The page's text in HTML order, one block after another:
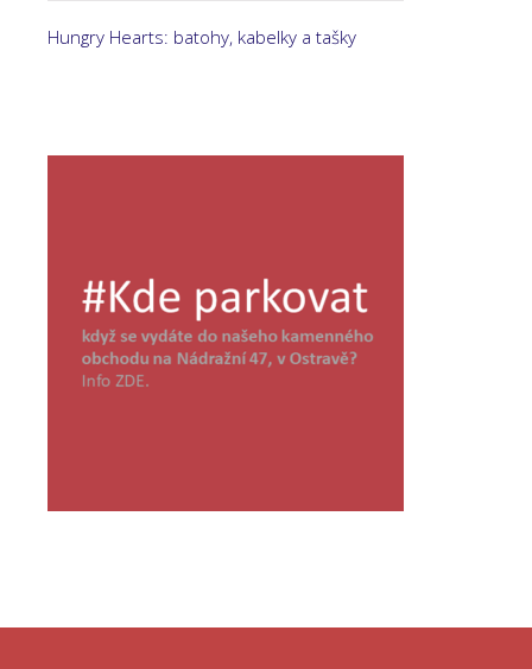
Hungry Hearts: batohy, kabelky a tašky